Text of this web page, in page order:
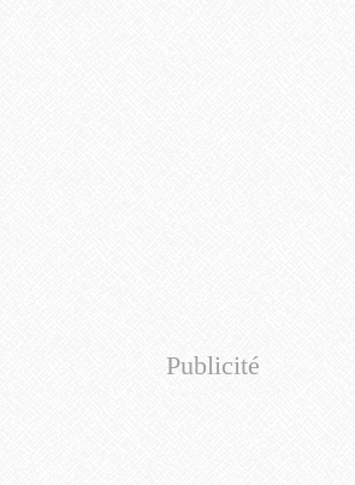
Publicité